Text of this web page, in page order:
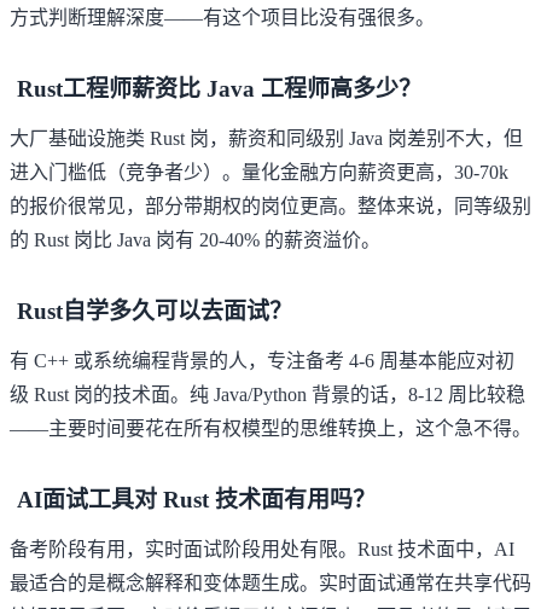
方式判断理解深度——有这个项目比没有强很多。
Rust工程师薪资比 Java 工程师高多少？
大厂基础设施类 Rust 岗，薪资和同级别 Java 岗差别不大，但
进入门槛低（竞争者少）。量化金融方向薪资更高，30-70k
的报价很常见，部分带期权的岗位更高。整体来说，同等级别
的 Rust 岗比 Java 岗有 20-40% 的薪资溢价。
Rust自学多久可以去面试？
有 C++ 或系统编程背景的人，专注备考 4-6 周基本能应对初
级 Rust 岗的技术面。纯 Java/Python 背景的话，8-12 周比较稳
——主要时间要花在所有权模型的思维转换上，这个急不得。
AI面试工具对 Rust 技术面有用吗？
备考阶段有用，实时面试阶段用处有限。Rust 技术面中，AI
最适合的是概念解释和变体题生成。实时面试通常在共享代码